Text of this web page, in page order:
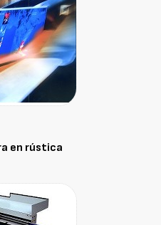
en rústica